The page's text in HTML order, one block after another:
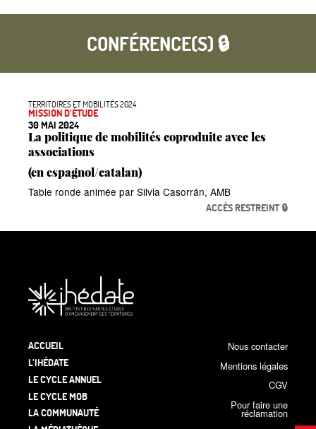
CONFÉRENCE(S) 🔒
TERRITOIRES ET MOBILITÉS 2024
MISSION D’ÉTUDE
30 MAI 2024
La politique de mobilités coproduite avec les
associations
(en espagnol/catalan)
Table ronde animée par Silvia Casorrán, AMB
ACCÈS RESTREINT 🔒
ACCUEIL
L’IHÉDATE
LE CYCLE ANNUEL
LE CYCLE MOB
LA COMMUNAUTÉ
Nous contacter
Mentions légales
CGV
Pour faire une
réclamation